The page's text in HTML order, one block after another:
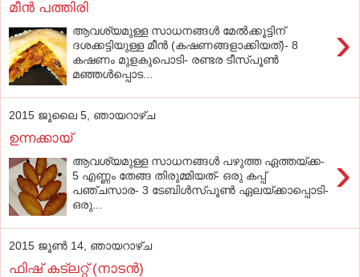
മീന്‍ പത്തിരി
›
ആവശ്യമുള്ള സാധനങ്ങള്‍ മേല്‍ക്കൂട്ടിന്‌
ദശക്കട്ടിയുള്ള മീന്‍ (കഷണങ്ങളാക്കിയത്‌)- 8
കഷണം മുളകുപൊടി- രണ്ടര ടീസ്‌പൂണ്‍
മഞ്ഞള്‍പ്പൊട...
2015 ജൂലൈ 5, ഞായറാഴ്‌ച
ഉന്നക്കായ്‌
›
ആവശ്യമുള്ള സാധനങ്ങള്‍ പഴുത്ത ഏത്തയ്‌ക്ക-
5 എണ്ണം തേങ്ങ തിരുമ്മിയത്‌- ഒരു കപ്പ്‌
പഞ്ചസാര- 3 ടേബിള്‍സ്‌പൂണ്‍ ഏലയ്‌ക്കാപ്പൊടി-
ഒരു...
2015 ജൂൺ 14, ഞായറാഴ്‌ച
ഫിഷ്‌ കട്‌ലറ്റ്‌ (നാടൻ)